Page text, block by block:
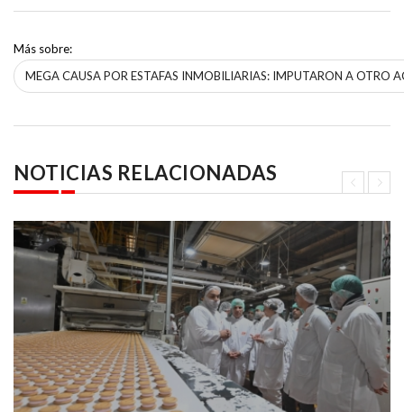
Más sobre:
MEGA CAUSA POR ESTAFAS INMOBILIARIAS: IMPUTARON A OTRO
NOTICIAS RELACIONADAS